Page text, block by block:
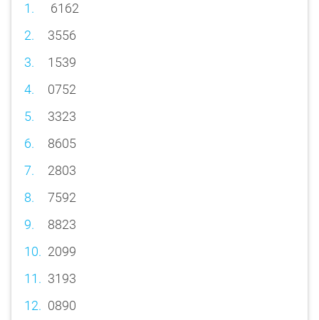
6162
3556
1539
0752
3323
8605
2803
7592
8823
2099
3193
0890